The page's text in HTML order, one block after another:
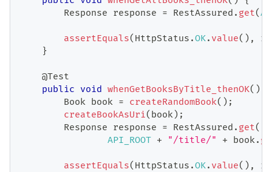
Response response = RestAssured . get(
assertEquals( HttpStatus .OK. value( ) ,
}
@Test
public void whenGetBooksByTitle_thenOK( )
Book book = createRandomBook( ) ;
createBookAsUri( book) ;
Response response = RestAssured . get(
API_ROOT + "/title/" + book.
assertEquals( HttpStatus .OK. value( ) ,